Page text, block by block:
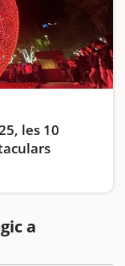
les 10
a